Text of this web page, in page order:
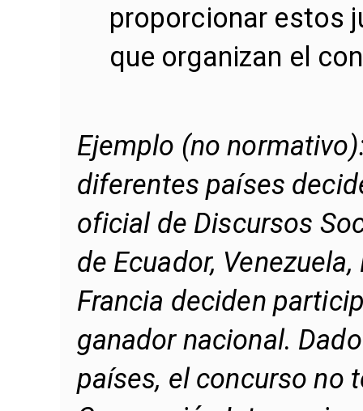
proporcionar estos
que organizan el
Ejemplo (no
diferentes países
oficial de Discursos
de Ecuador,
Francia deciden
ganador nacional.
países, el concurso no